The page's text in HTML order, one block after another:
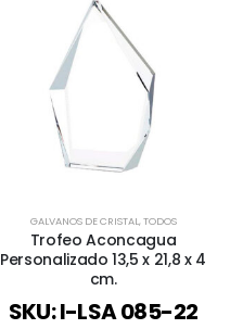
GALVANOS DE CRISTAL,TODOS
Trofeo Aconcagua
Personalizado 13,5 x 21,8 x 4
cm.
SKU: I-LSA 085-22